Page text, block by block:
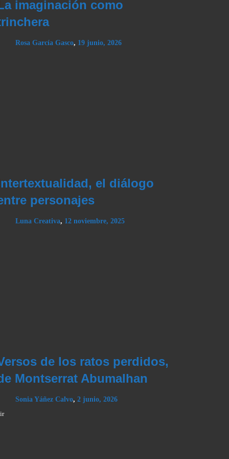
imaginación como
Rosa García Gasco, 19 junio, 2026
el diálogo
personajes
Luna Creativa, 12 noviembre, 2025
de los ratos perdidos,
Montserrat Abumalhan
Sonia Yáñez Calvo, 2 junio, 2026